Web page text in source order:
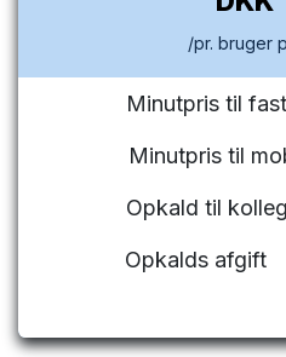
/pr. bruger
Minutpris til
Minutpris til
Opkald til
Opkalds